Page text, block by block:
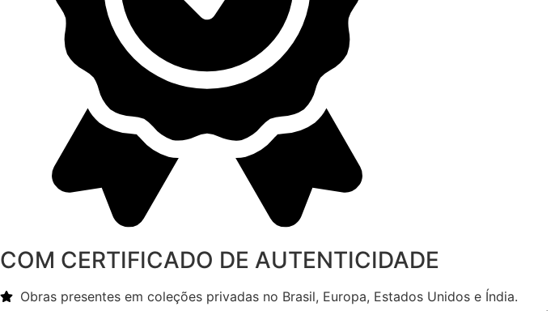
COM CERTIFICADO DE AUTENTICIDADE
Obras presentes em coleções privadas no Brasil, Europa, Estados Unidos e Índia.